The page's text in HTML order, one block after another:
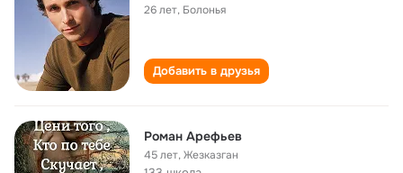
26 лет, Болонья
Добавить в друзья
Роман Арефьев
45 лет,Жезказган